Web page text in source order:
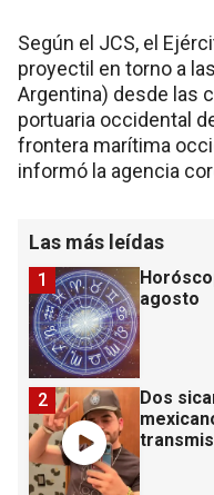
Según el JCS, el
proyectil en torno a
Argentina) desde las
portuaria occidental
frontera marítima
informó la agencia
Las más leídas
agosto
1
Dos
2